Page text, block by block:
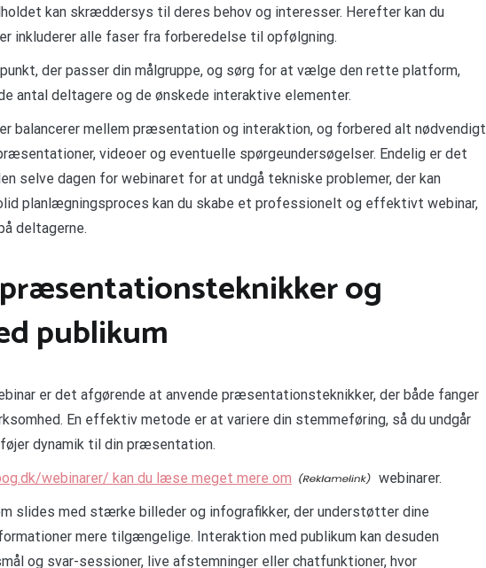
kan skræddersys til deres behov og interesser. Herefter kan du
inkluderer alle faser fra forberedelse til opfølgning.
der passer din målgruppe, og sørg for at vælge den rette platform,
antal deltagere og de ønskede interaktive elementer.
balancerer mellem præsentation og interaktion, og forbered alt nødvendigt
videoer og eventuelle spørgeundersøgelser. Endelig er det
selve dagen for webinaret for at undgå tekniske problemer, der kan
planlægningsproces kan du skabe et professionelt og effektivt webinar,
deltagerne.
og
publikum
er det afgørende at anvende præsentationsteknikker, der både fanger
En effektiv metode er at variere din stemmeføring, så du undgår
dynamik til din præsentation.
webinarer/ kan du læse meget mere om
webinarer.
slides med stærke billeder og infografikker, der understøtter dine
mere tilgængelige. Interaktion med publikum kan desuden
og svar-sessioner, live afstemninger eller chatfunktioner, hvor